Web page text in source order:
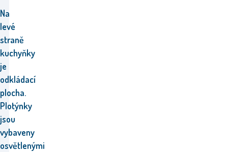
Na
levé
straně
kuchyňky
je
odkládací
plocha.
Plotýnky
jsou
vybaveny
osvětlenými